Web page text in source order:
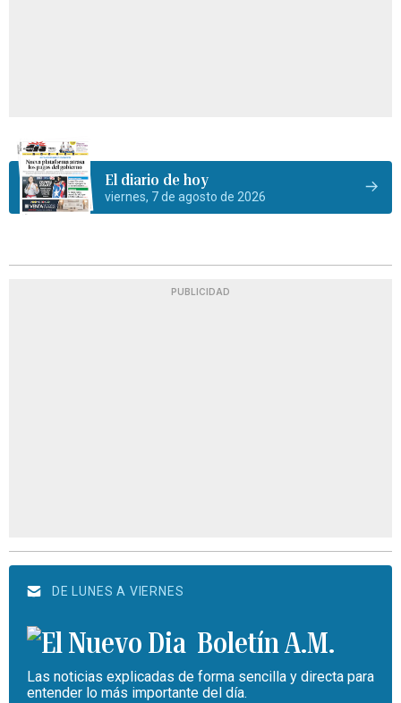
El diario de hoy
viernes, 7 de agosto de 2026
PUBLICIDAD
DE LUNES A VIERNES
Boletín A.M.
Las noticias explicadas de forma sencilla y directa para
entender lo más importante del día.